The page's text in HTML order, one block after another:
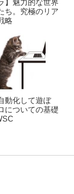
】魅力的な世界
ち。究極のリア
略
動化して遊ぼ
についての基礎